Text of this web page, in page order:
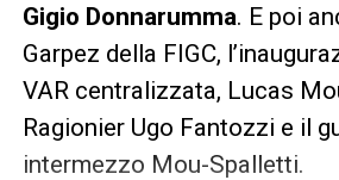
Gigio Donnarumma. E poi
Garpez della FIGC,
VAR centralizzata, Lucas
Ragionier Ugo Fantozzi e il
intermezzo Mou-Spalletti.